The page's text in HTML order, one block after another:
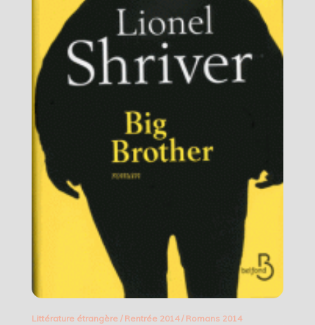
Littérature étrangère/ Rentrée 2014/ Romans 2014